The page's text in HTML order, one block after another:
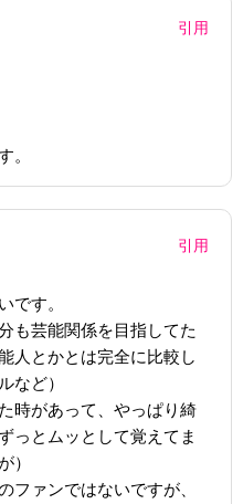
引用
。
引用
です。
も芸能関係を目指してた
人とかとは完全に比較し
など）
時があって、やっぱり綺
っとムッとして覚えてま
）
ファンではないですが、